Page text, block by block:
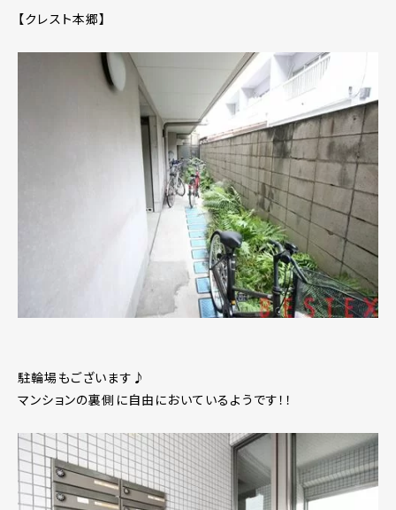
【クレスト本郷】
駐輪場もございます♪
マンションの裏側に自由においているようです！！